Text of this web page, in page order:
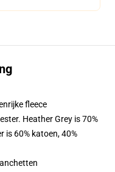
fleece
Heather Grey is 70%
is 60% katoen, 40%